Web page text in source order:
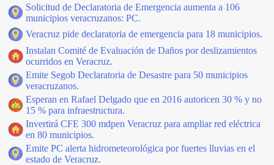
Solicitud de Declaratoria de Emergencia aumenta a 106
municipios veracruzanos: PC.
Veracruz pide declaratoria de emergencia para 18 municipios.
Instalan Comité de Evaluación de Daños por deslizamientos
ocurridos en Veracruz.
Emite Segob Declaratoria de Desastre para 50 municipios
veracruzanos.
Esperan en Rafael Delgado que en 2016 autoricen 30 % y no
15 % para infraestructura.
Invertirá CFE 300 mdpen Veracruz para ampliar red eléctrica
en 80 municipios.
Emite PC alerta hidrometeorológica por fuertes lluvias en el
estado de Veracruz.